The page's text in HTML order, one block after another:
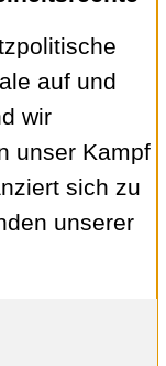
auf und
wir
unser Kampf
sich zu
unserer